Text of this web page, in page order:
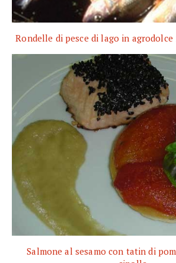
Rondelle di pesce di lago in agrodolce
Salmone al sesamo con tatin di